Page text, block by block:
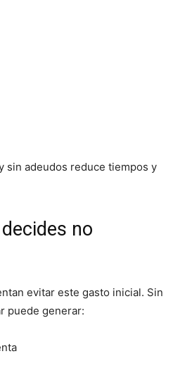
sin adeudos reduce tiempos y
no
evitar este gasto inicial. Sin
puede generar: